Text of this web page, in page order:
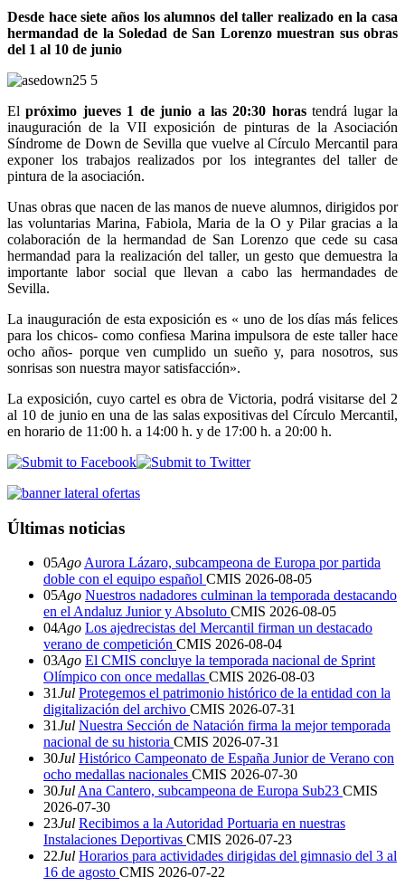
Desde hace siete años los alumnos del taller realizado en la casa
hermandad de la Soledad de San Lorenzo muestran sus obras
del 1 al 10 de junio
Elpróximo jueves 1 de junio a las 20:30 horastendrá lugar la
inauguración de la VII exposición de pinturas de la Asociación
Síndrome de Down de Sevilla que vuelve al Círculo Mercantil para
exponer los trabajos realizados por los integrantes del taller de
pintura de la asociación.
Unas obras que nacen de las manos de nueve alumnos, dirigidos por
las voluntarias Marina, Fabiola, Maria de la O y Pilar gracias a la
colaboración de la hermandad de San Lorenzo que cede su casa
hermandad para la realización del taller, un gesto que demuestra la
importante labor social que llevan a cabo las hermandades de
Sevilla.
La inauguración de esta exposición es « uno de los días más felices
para los chicos- como confiesa Marina impulsora de este taller hace
ocho años- porque ven cumplido un sueño y, para nosotros, sus
sonrisas son nuestra mayor satisfacción».
La exposición, cuyo cartel es obra de Victoria, podrá visitarse del 2
al 10 de junio en una de las salas expositivas del Círculo Mercantil,
en horario de 11:00 h. a 14:00 h. y de 17:00 h. a 20:00 h.
Últimas noticias
05Ago Aurora Lázaro, subcampeona de Europa por partida
doble con el equipo español CMIS 2026-08-05
05Ago Nuestros nadadores culminan la temporada destacando
en el Andaluz Junior y Absoluto CMIS 2026-08-05
04Ago Los ajedrecistas del Mercantil firman un destacado
verano de competición CMIS 2026-08-04
03Ago El CMIS concluye la temporada nacional de Sprint
Olímpico con once medallas CMIS 2026-08-03
31Jul Protegemos el patrimonio histórico de la entidad con la
digitalización del archivo CMIS 2026-07-31
31Jul Nuestra Sección de Natación firma la mejor temporada
nacional de su historia CMIS 2026-07-31
30Jul Histórico Campeonato de España Junior de Verano con
ocho medallas nacionales CMIS 2026-07-30
30Jul Ana Cantero, subcampeona de Europa Sub23 CMIS
2026-07-30
23Jul Recibimos a la Autoridad Portuaria en nuestras
Instalaciones Deportivas CMIS 2026-07-23
22Jul Horarios para actividades dirigidas del gimnasio del 3 al
16 de agosto CMIS 2026-07-22